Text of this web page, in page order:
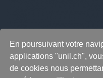
En poursuivant votre
applications "unil.ch",
de cookies nous